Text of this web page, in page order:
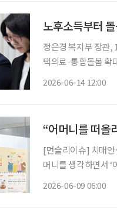
노후소득부터
정은경 복지부 장관, 11일 정책간담회 가져
택의료·통합돌봄 확
2026-06-14 12:00
“어머니를 떠올
[먼슬리이슈] 치매안
머니를 생각하면서 ‘어떻게
2026-06-09 06:00